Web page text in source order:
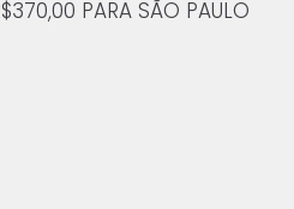
PARA SÃO PAULO